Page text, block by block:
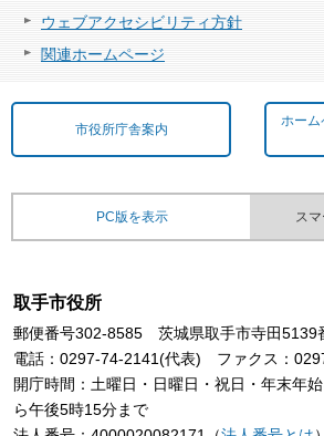
ウェブアクセシビリティ方針
関連ホームページ
市役所庁舎案内
ホー
PC版を表示 ス
取手市役所
郵便番号302-8585 茨城県取手市寺田5139
電話：0297-74-2141(代表) ファクス：
開庁時間：土曜日・日曜日・祝日・年末年
ら午後5時15分まで